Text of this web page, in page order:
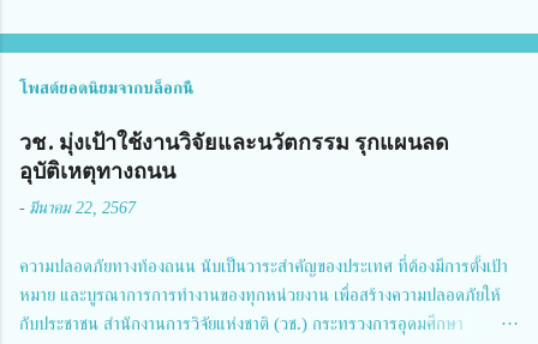
โพสต์ยอดนิยมจากบล็อกนี้
วช. มุ่งเป้าใช้งานวิจัยและนวัตกรรม รุกแผนลด
อุบัติเหตุทางถนน
- มีนาคม 22, 2567
ความปลอดภัยทางท้องถนน นับเป็นวาระสำคัญของประเทศ ที่ต้องมีการตั้งเป้า
หมาย และบูรณาการการทำงานของทุกหน่วยงาน เพื่อสร้างความปลอดภัยให้
กับประชาชน สำนักงานการวิจัยแห่งชาติ (วช.) กระทรวงการอุดมศึกษา